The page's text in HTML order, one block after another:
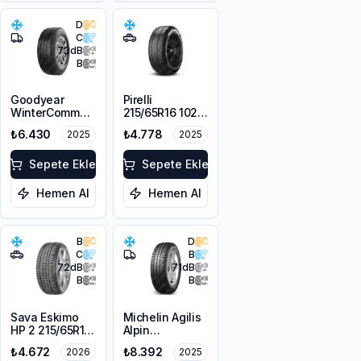
D
C
73dB
B
Goodyear
WinterCommand
215/65R16C
109/107T M+S
3PMSF
₺6.430 2025
Sepete Ekle
Hemen Al
Pirelli
215/65R16 102T
XL Scorpion
Winter M+S
3PMSF
₺4.778 2025
Sepete Ekle
Hemen Al
B
C
72dB
B
Sava Eskimo
HP 2 215/65R16
3PMSF
₺4.672 2026
D
B
71dB
B
Michelin Agilis
Alpin
215/65R16C
109/107R 106T
₺8.392 2025